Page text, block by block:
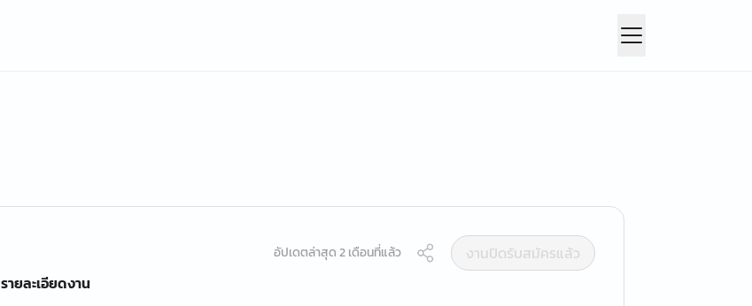
อัปเดตล่าสุด 2 เดือนที่แล้ว
งานปิดรับสมัครแล้ว
รายละเอียดงาน